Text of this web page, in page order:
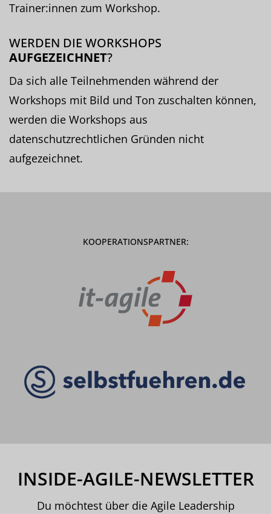
Trainer:innen zum Workshop.
WERDEN DIE WORKSHOPS
AUFGEZEICHNET?
Da sich alle Teilnehmenden während der
Workshops mit Bild und Ton zuschalten können,
werden die Workshops aus
datenschutzrechtlichen Gründen nicht
aufgezeichnet.
KOOPERATIONSPARTNER:
INSIDE-AGILE-NEWSLETTER
Du möchtest über die Agile Leadership